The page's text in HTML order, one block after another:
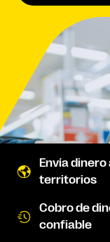
Envía
territorios
Cobro de
confiable